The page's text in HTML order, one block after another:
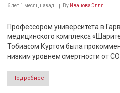
6 лет 1 месяц назад By Иванова Элля
Профессором университета в
медицинского комплекса
Тобиасом Куртом была
низким уровнем смертности от
Подробнее